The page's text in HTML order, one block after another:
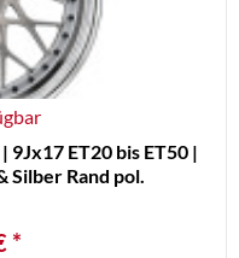
9Jx17 ET20 bis ET50 |
Silber Rand pol.
*